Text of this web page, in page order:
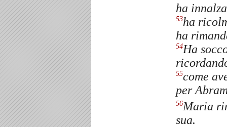
ha
53ha
ha
54Ha
55come
per
56Maria
sua.